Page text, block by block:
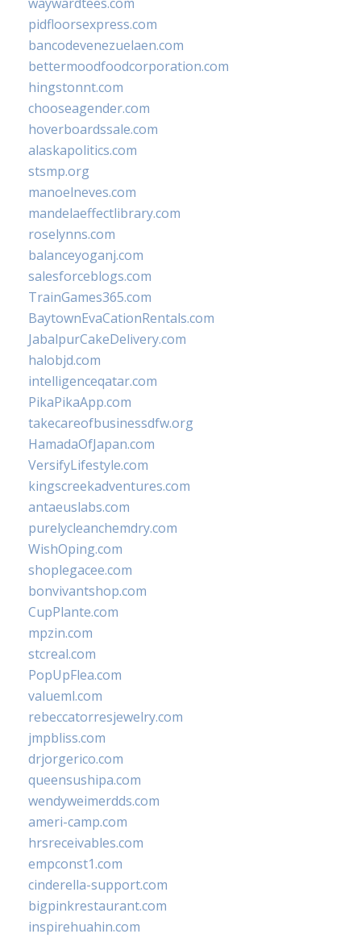
pidfloorsexpress.com
bancodevenezuelaen.com
bettermoodfoodcorporation.com
hingstonnt.com
chooseagender.com
hoverboardssale.com
alaskapolitics.com
stsmp.org
manoelneves.com
mandelaeffectlibrary.com
roselynns.com
balanceyoganj.com
salesforceblogs.com
TrainGames365.com
BaytownEvaCationRentals.com
JabalpurCakeDelivery.com
halobjd.com
intelligenceqatar.com
PikaPikaApp.com
takecareofbusinessdfw.org
HamadaOfJapan.com
VersifyLifestyle.com
kingscreekadventures.com
antaeuslabs.com
purelycleanchemdry.com
WishOping.com
shoplegacee.com
bonvivantshop.com
CupPlante.com
mpzin.com
stcreal.com
PopUpFlea.com
valueml.com
rebeccatorresjewelry.com
jmpbliss.com
drjorgerico.com
queensushipa.com
wendyweimerdds.com
ameri-camp.com
hrsreceivables.com
empconst1.com
cinderella-support.com
bigpinkrestaurant.com
inspirehuahin.com